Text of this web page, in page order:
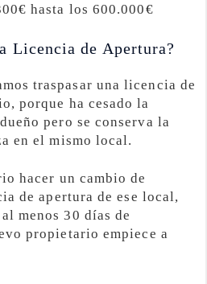
hasta los 600.000€
Licencia de Apertura?
traspasar una licencia de
porque ha cesado la
pero se conserva la
en el mismo local.
hacer un cambio de
de apertura de ese local,
menos 30 días de
propietario empiece a